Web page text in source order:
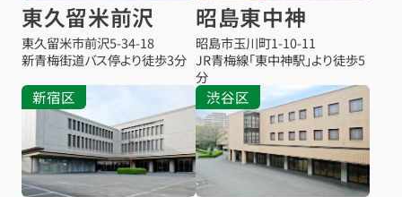
東久留米前沢
東久留米市前沢5-34-18
新青梅街道バス停より徒歩3分
昭島東中神
昭島市玉川町1-10-11
JR青梅線「東中神駅」より徒歩5
分
新宿区 渋谷区